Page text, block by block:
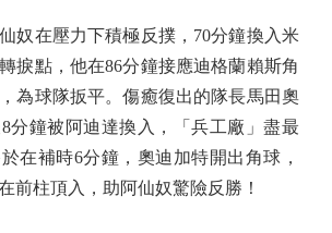
在壓力下積極反撲，70分鐘換入米
捩點，他在86分鐘接應迪格蘭賴斯角
為球隊扳平。傷癒復出的隊長馬田奧
分鐘被阿迪達換入，「兵工廠」盡最
在補時6分鐘，奧迪加特開出角球，
前柱頂入，助阿仙奴驚險反勝！